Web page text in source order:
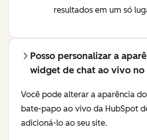
resultados em um só
Posso personalizar a
widget de chat ao vivo no
Você pode alterar a aparência
bate-papo ao vivo da HubSpot
adicioná-lo ao seu site.